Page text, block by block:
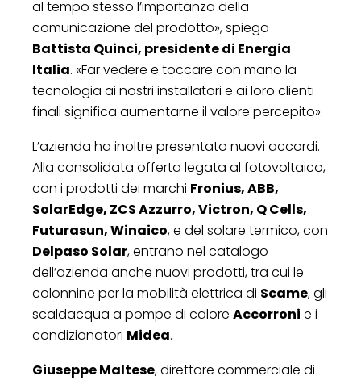
al tempo stesso l’importanza della
comunicazione del prodotto», spiega
Battista Quinci, presidente di Energia
Italia. «Far vedere e toccare con mano la
tecnologia ai nostri installatori e ai loro clienti
finali significa aumentarne il valore percepito».
L’azienda ha inoltre presentato nuovi accordi.
Alla consolidata offerta legata al fotovoltaico,
con i prodotti dei marchi Fronius, ABB,
SolarEdge, ZCS Azzurro, Victron, Q Cells,
Futurasun, Winaico, e del solare termico, con
Delpaso Solar, entrano nel catalogo
dell’azienda anche nuovi prodotti, tra cui le
colonnine per la mobilità elettrica di Scame, gli
scaldacqua a pompe di calore Accorroni e i
condizionatori Midea.
Giuseppe Maltese, direttore commerciale di